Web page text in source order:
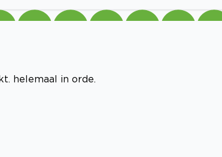
helemaal in orde.